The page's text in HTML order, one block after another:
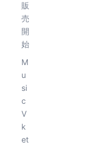
販
売
開
始
M
u
si
c
V
k
et